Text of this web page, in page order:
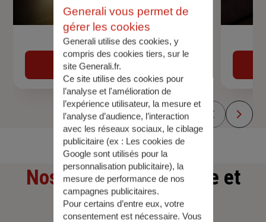
Devis assurance auto
Obtenir une estimation
Nos offresd'assurance et
d'épargne
Generali vous permet de
gérer les cookies
Generali utilise des cookies, y
compris des cookies tiers, sur le
site Generali.fr.
Ce site utilise des cookies pour
l’analyse et l'amélioration de
l’expérience utilisateur, la mesure et
l’analyse d’audience, l’interaction
avec les réseaux sociaux, le ciblage
publicitaire (ex : Les cookies de
Google sont utilisés pour la
personnalisation publicitaire), la
mesure de performance de nos
campagnes publicitaires.
Pour certains d’entre eux, votre
consentement est nécessaire. Vous